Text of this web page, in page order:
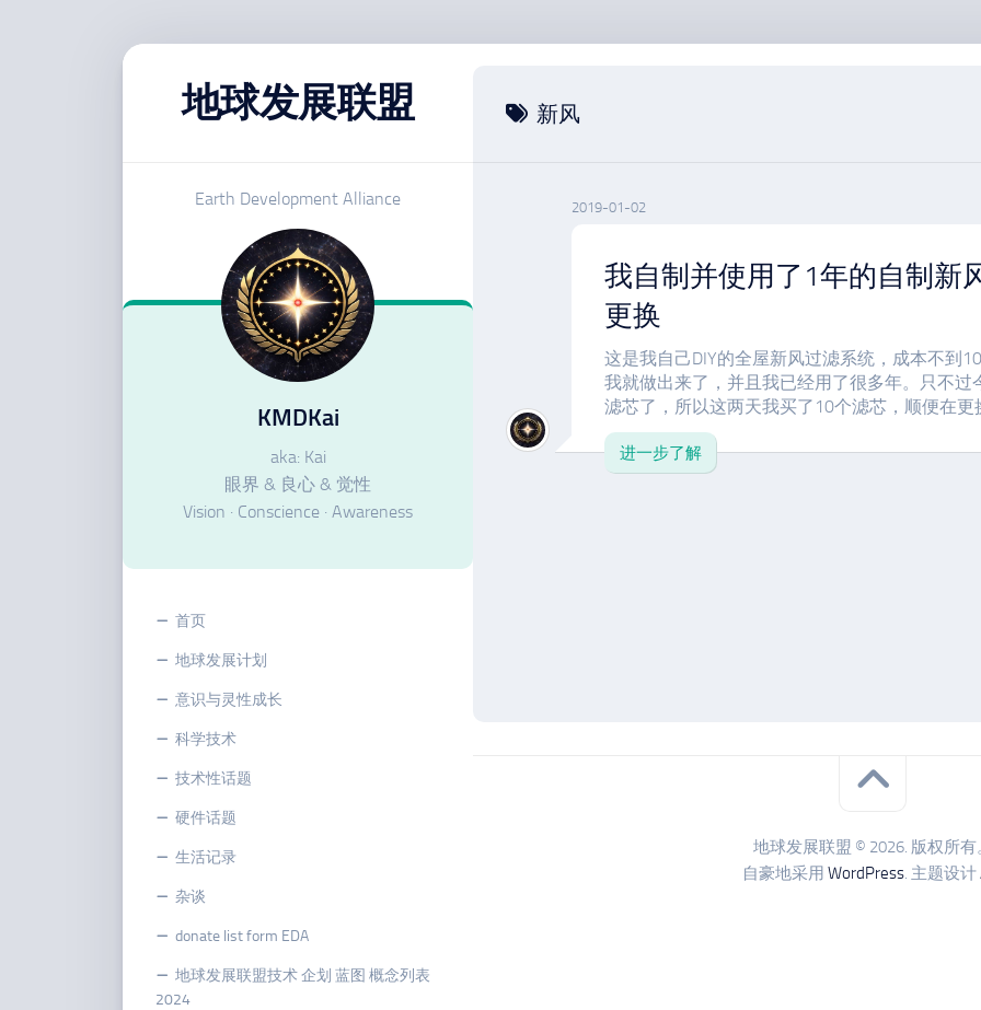
地球发展联盟
Earth Development Alliance
KMDKai
aka: Kai
眼界 & 良心 & 觉性
Vision · Conscience · Awareness
首页
地球发展计划
意识与灵性成长
科学技术
技术性话题
硬件话题
生活记录
杂谈
donate list form EDA
地球发展联盟技术 企划 蓝图 概念列表
2024
新风
2019-01-02
我自制并使用了1年的自制新
更换
这是我自己DIY的全屋新风过滤系统，成本不到
我就做出来了，并且我已经用了很多年。只不过
滤芯了，所以这两天我买了10个滤芯，顺便在更
进一步了解
地球发展联盟 © 2026. 版权所有
自豪地采用 WordPress. 主题设计